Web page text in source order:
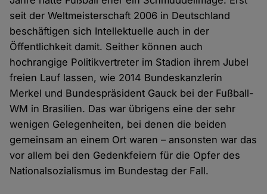
seit der Weltmeisterschaft 2006 in Deutschland
beschäftigen sich Intellektuelle auch in der
Öffentlichkeit damit. Seither können auch
hochrangige Politikvertreter im Stadion ihrem Jubel
freien Lauf lassen, wie 2014 Bundeskanzlerin
Merkel und Bundespräsident Gauck bei der Fußball-
WM in Brasilien. Das war übrigens eine der sehr
wenigen Gelegenheiten, bei denen die beiden
gemeinsam an einem Ort waren – ansonsten war das
vor allem bei den Gedenkfeiern für die Opfer des
Nationalsozialismus im Bundestag der Fall.